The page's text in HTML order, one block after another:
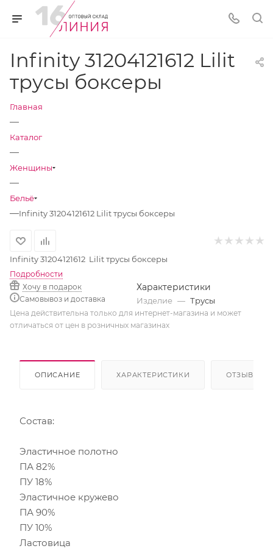
Infinity 31204121612 Lilit
трусы боксеры
Главная
—
Каталог
—
Женщины
—
Бельё
—Infinity 31204121612 Lilit трусы боксеры
Infinity 31204121612 Lilit трусы боксеры
Подробности
Хочу в подарок
Самовывоз и доставка
Характеристики
Изделие — Трусы
Цена действительна только для интернет-магазина и может
отличаться от цен в розничных магазинах
ОПИСАНИЕ ХАРАКТЕРИСТИКИ ОТЗЫВЫ
Состав:
Эластичное полотно
ПА 82%
ПУ 18%
Эластичное кружево
ПА 90%
ПУ 10%
Ластовица